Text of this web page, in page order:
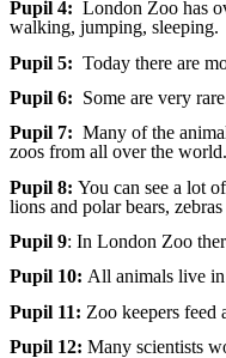
Pupil 4: London Zoo has
walking, jumping, sleeping.
Pupil 5: Today there are
Pupil 6: Some are very
Pupil 7: Many of the
zoos from all over the world.
Pupil 8: You can see a lot
lions and polar bears,
Pupil 9: In London Zoo
Pupil 10: All animals live
Pupil 11: Zoo keepers feed
Pupil 12: Many scientists